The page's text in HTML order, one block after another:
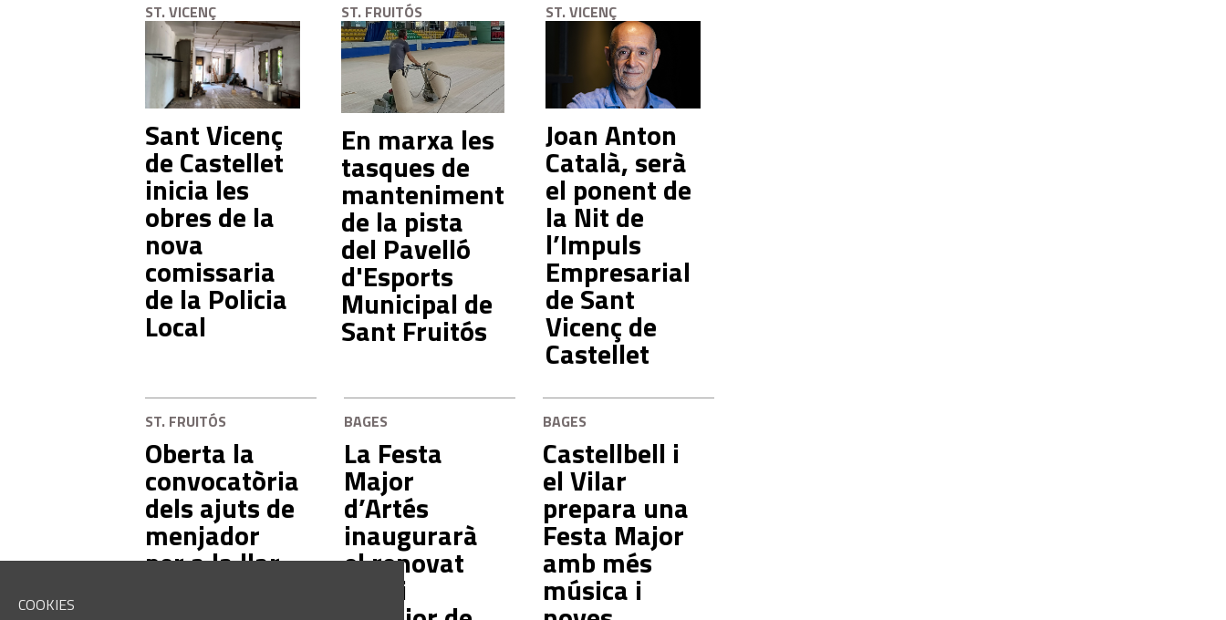
COOKIES
ST. VICENÇ
Sant Vicenç
de Castellet
inicia les
obres de la
nova
comissaria
de la Policia
Local
ST. FRUITÓS
En marxa les
tasques de
manteniment
de la pista
del Pavelló
d'Esports
Municipal de
Sant Fruitós
ST. VICENÇ
Joan Anton
Català, serà
el ponent de
la Nit de
l’Impuls
Empresarial
de Sant
Vicenç de
Castellet
ST. FRUITÓS
Oberta la
convocatòria
dels ajuts de
menjador
per a la llar
BAGES
La Festa
Major
d’Artés
inaugurarà
el renovat
espai
BAGES
Castellbell i
el Vilar
prepara una
Festa Major
amb més
música i